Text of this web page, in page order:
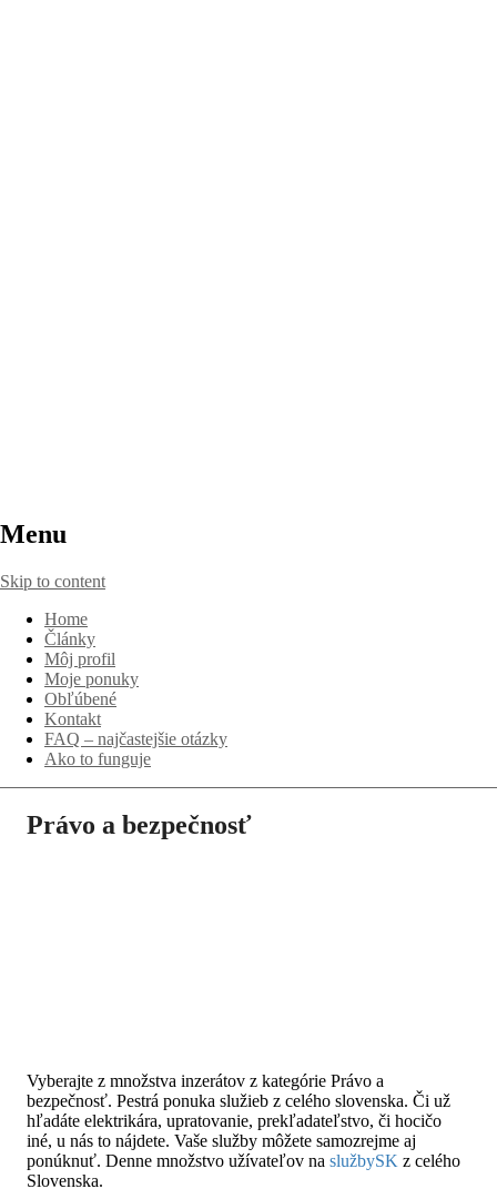
Menu
Skip to content
Home
Články
Môj profil
Moje ponuky
Obľúbené
Kontakt
FAQ – najčastejšie otázky
Ako to funguje
Právo a bezpečnosť
Vyberajte z množstva inzerátov z kategórie Právo a
bezpečnosť. Pestrá ponuka služieb z celého slovenska. Či už
hľadáte elektrikára, upratovanie, prekľadateľstvo, či hocičo
iné, u nás to nájdete. Vaše služby môžete samozrejme aj
ponúknuť. Denne množstvo užívateľov na službySK z celého
Slovenska.